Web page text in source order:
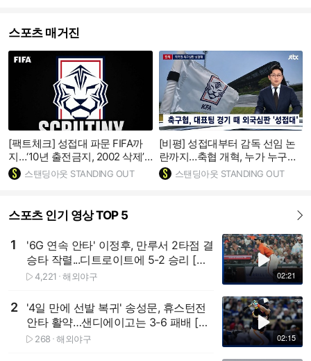
스포츠 매거진
[팩트체크] 성접대 파문 FIFA까
지…‘10년 출전금지, 2002 삭제’
근거 있나
스탠딩아웃 STANDING OUT
[비평] 성접대부터 감독 선임 논
란까지…축협 개혁, 누가 누구를
하나스탠딩아웃 STANDING OUT
스포츠 인기 영상 TOP 5
02:21
1
'6G 연속 안타' 이정후, 만루서 2타점 결
승타 작렬...디트로이트에 5-2 승리 [스
포타임#뉴스]
4,221 해외야구
02:15
2
'4일 만에 선발 복귀' 송성문, 휴스턴전
안타 활약…샌디에이고는 3-6 패배 [스
포타임#뉴스]
268 해외야구